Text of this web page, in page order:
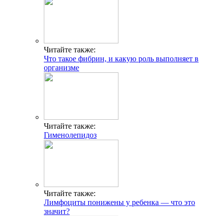
Читайте также:
Что такое фибрин, и какую роль выполняет в
организме
Читайте также:
Гименолепидоз
Читайте также:
Лимфоциты понижены у ребенка — что это
значит?